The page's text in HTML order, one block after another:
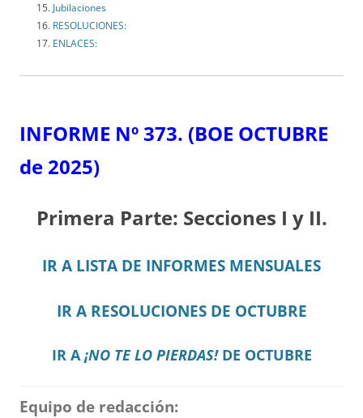
Jubilaciones
RESOLUCIONES:
ENLACES:
INFORME Nº 373. (BOE OCTUBRE
de 2025)
Primera Parte: Secciones I y II.
IR A LISTA DE INFORMES MENSUALES
IR A RESOLUCIONES DE OCTUBRE
IR A¡NO TE LO PIERDAS!DE OCTUBRE
Equipo de redacción: